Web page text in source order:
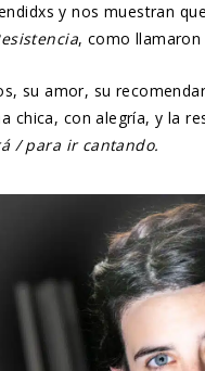
y nos muestran
, como llamaron
su amor, su
chica, con alegría, y
/ para ir cantando.